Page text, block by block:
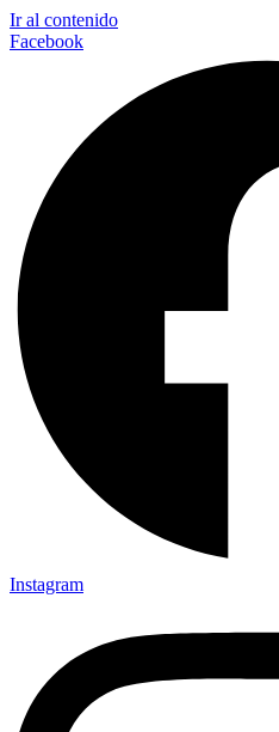
Ir al contenido
Facebook
Instagram